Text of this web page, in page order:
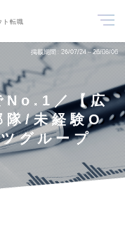
ト転職
掲載期間 26/07/24～26/08/06
No.1／【広
隊/未経験O
グループ